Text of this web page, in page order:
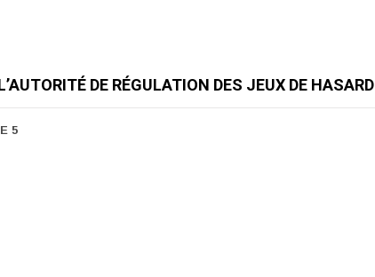
DE RÉGULATION DES JEUX DE HASARD
5